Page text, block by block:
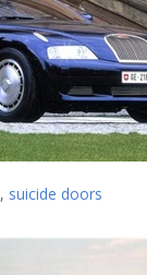
, suicide doors